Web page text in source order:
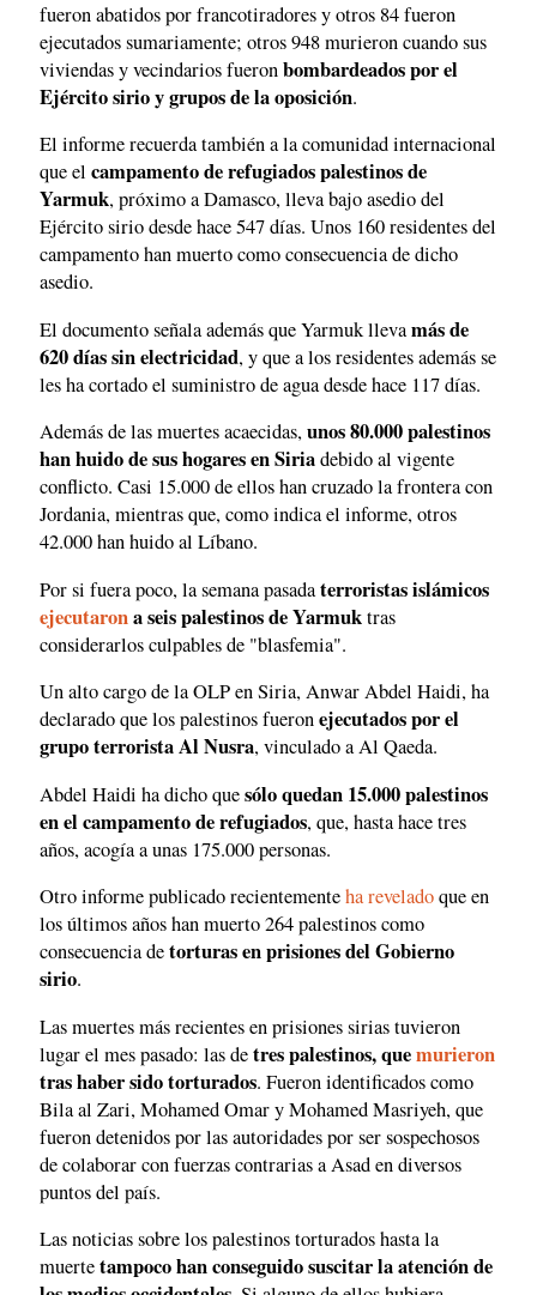
fueron abatidos por francotiradores y otros 84 fueron
ejecutados sumariamente; otros 948 murieron cuando sus
viviendas y vecindarios fueronbombardeados por el
Ejército sirio y grupos de la oposición.
El informe recuerda también a la comunidad internacional
que el campamento de refugiados palestinos de
Yarmuk, próximo a Damasco, lleva bajo asedio del
Ejército sirio desde hace 547 días. Unos 160 residentes del
campamento han muerto como consecuencia de dicho
asedio.
El documento señala además que Yarmuk llevamás de
620 días sin electricidad, y que a los residentes además se
les ha cortado el suministro de agua desde hace 117 días.
Además de las muertes acaecidas,unos 80.000 palestinos
han huido de sus hogares en Siriadebido al vigente
conflicto. Casi 15.000 de ellos han cruzado la frontera con
Jordania, mientras que, como indica el informe, otros
42.000 han huido al Líbano.
Por si fuera poco, la semana pasadaterroristas islámicos
ejecutarona seis palestinos de Yarmuktras
considerarlos culpables de "blasfemia".
Un alto cargo de la OLP en Siria, Anwar Abdel Haidi, ha
declarado que los palestinos fueronejecutados por el
grupo terrorista Al Nusra, vinculado a Al Qaeda.
Abdel Haidi ha dicho quesólo quedan 15.000 palestinos
en el campamento de refugiados, que, hasta hace tres
años, acogía a unas 175.000 personas.
Otro informe publicado recientementeha reveladoque en
los últimos años han muerto 264 palestinos como
consecuencia detorturas en prisiones del Gobierno
sirio.
Las muertes más recientes en prisiones sirias tuvieron
lugar el mes pasado: las detres palestinos, quemurieron
tras haber sido torturados. Fueron identificados como
Bila al Zari, Mohamed Omar y Mohamed Masriyeh, que
fueron detenidos por las autoridades por ser sospechosos
de colaborar con fuerzas contrarias a Asad en diversos
puntos del país.
Las noticias sobre los palestinos torturados hasta la
muertetampoco han conseguido suscitar la atención de